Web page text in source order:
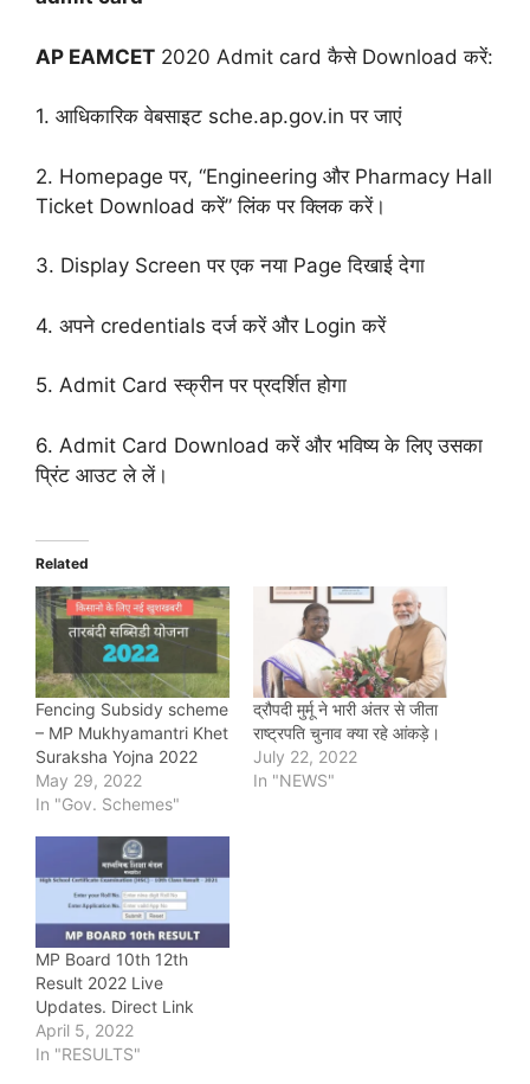
AP EAMCET 2020 Admit card कैसे Download करें:
1. आधिकारिक वेबसाइट sche.ap.gov.in पर जाएं
2. Homepage पर, “Engineering और Pharmacy Hall
Ticket Download करें” लिंक पर क्लिक करें।
3. Display Screen पर एक नया Page दिखाई देगा
4. अपने credentials दर्ज करें और Login करें
5. Admit Card स्क्रीन पर प्रदर्शित होगा
6. Admit Card Download करें और भविष्य के लिए उसका
प्रिंट आउट ले लें।
Related
Fencing Subsidy scheme
– MP Mukhyamantri Khet
Suraksha Yojna 2022
May 29, 2022
In "Gov. Schemes"
द्रौपदी मुर्मू ने भारी अंतर से जीता
राष्ट्रपति चुनाव क्या रहे आंकड़े।
July 22, 2022
In "NEWS"
MP Board 10th 12th
Result 2022 Live
Updates. Direct Link
April 5, 2022
In "RESULTS"